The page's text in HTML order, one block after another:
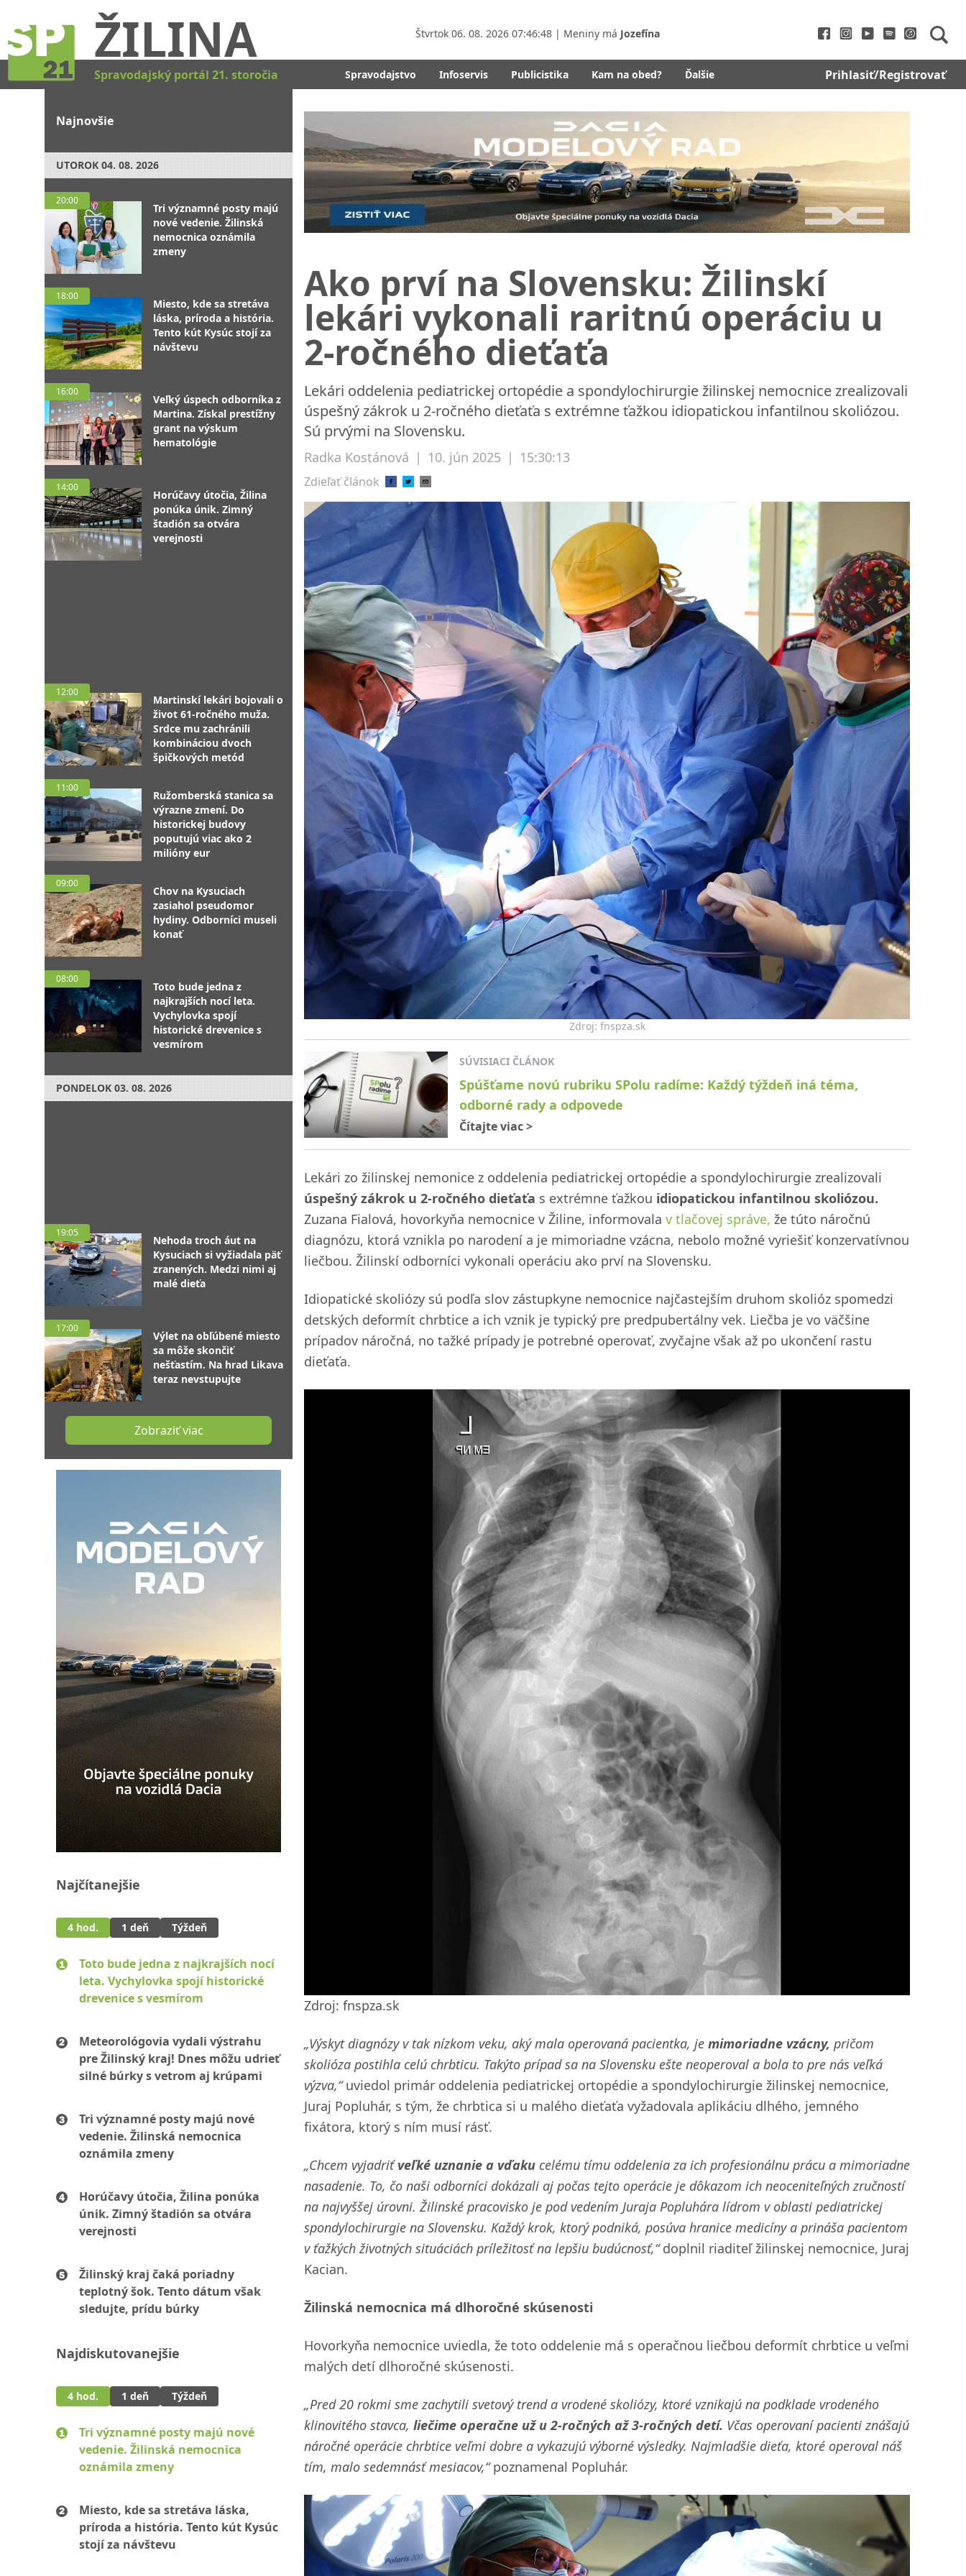
ŽILINA Štvrtok 06. 08. 2026 07:46:50 | Meniny má Jozefína
Spravodajský portál 21. storočia Spravodajstvo Infoservis Publicistika Kam na obed? Ďalšie Prihlasiť/Registrovať
Najnovšie
UTOROK 04. 08. 2026
20:00
Tri významné posty majú
nové vedenie. Žilinská
nemocnica oznámila
zmeny
18:00
Miesto, kde sa stretáva
láska, príroda a história.
Tento kút Kysúc stojí za
návštevu
16:00
Veľký úspech odborníka z
Martina. Získal prestížny
grant na výskum
hematológie
14:00
Horúčavy útočia, Žilina
ponúka únik. Zimný
štadión sa otvára
verejnosti
12:00
Martinskí lekári bojovali o
život 61-ročného muža.
Srdce mu zachránili
kombináciou dvoch
špičkových metód
11:00
Ružomberská stanica sa
výrazne zmení. Do
historickej budovy
poputujú viac ako 2
milióny eur
09:00
Chov na Kysuciach
zasiahol pseudomor
hydiny. Odborníci museli
konať
08:00
Toto bude jedna z
najkrajších nocí leta.
Vychylovka spojí
historické drevenice s
vesmírom
PONDELOK 03. 08. 2026
19:05
Nehoda troch áut na
Kysuciach si vyžiadala päť
zranených. Medzi nimi aj
malé dieťa
17:00
Výlet na obľúbené miesto
sa môže skončiť
nešťastím. Na hrad Likava
teraz nevstupujte
Zobraziť viac
Najčítanejšie
4 hod. 1 deň Týždeň
Toto bude jedna z najkrajších nocí
leta. Vychylovka spojí historické
drevenice s vesmírom
Meteorológovia vydali výstrahu
pre Žilinský kraj! Dnes môžu udrieť
silné búrky s vetrom aj krúpami
Tri významné posty majú nové
vedenie. Žilinská nemocnica
oznámila zmeny
Horúčavy útočia, Žilina ponúka
únik. Zimný štadión sa otvára
verejnosti
Žilinský kraj čaká poriadny
teplotný šok. Tento dátum však
sledujte, prídu búrky
Najdiskutovanejšie
4 hod. 1 deň Týždeň
Tri významné posty majú nové
vedenie. Žilinská nemocnica
oznámila zmeny
Miesto, kde sa stretáva láska,
príroda a história. Tento kút Kysúc
stojí za návštevu
Ako prví na Slovensku: Žilinskí
lekári vykonali raritnú operáciu u
2-ročného dieťaťa
Lekári oddelenia pediatrickej ortopédie a spondylochirurgie žilinskej nemocnice zrealizovali
úspešný zákrok u 2-ročného dieťaťa s extrémne ťažkou idiopatickou infantilnou skoliózou.
Sú prvými na Slovensku.
Radka Kostánová | 10. jún 2025 | 15:30:13
Zdieľať článok
Zdroj: fnspza.sk
SÚVISIACI ČLÁNOK
Spúšťame novú rubriku SPolu radíme: Každý týždeň iná téma,
odborné rady a odpovede
Čítajte viac>
Lekári zo žilinskej nemonice z oddelenia pediatrickej ortopédie a spondylochirurgie zrealizovali
úspešný zákrok u 2-ročného dieťaťa s extrémne ťažkou idiopatickou infantilnou skoliózou.
Zuzana Fialová, hovorkyňa nemocnice v Žiline, informovala v tlačovej správe, že túto náročnú
diagnózu, ktorá vznikla po narodení a je mimoriadne vzácna, nebolo možné vyriešiť konzervatívnou
liečbou. Žilinskí odborníci vykonali operáciu ako prví na Slovensku.
Idiopatické skoliózy sú podľa slov zástupkyne nemocnice najčastejším druhom skolióz spomedzi
detských deformít chrbtice a ich vznik je typický pre predpubertálny vek. Liečba je vo väčšine
prípadov náročná, no tažké prípady je potrebné operovať, zvyčajne však až po ukončení rastu
dieťaťa.
Zdroj: fnspza.sk
„Výskyt diagnózy v tak nízkom veku, aký mala operovaná pacientka, je mimoriadne vzácny, pričom
skolióza postihla celú chrbticu. Takýto prípad sa na Slovensku ešte neoperoval a bola to pre nás veľká
výzva,“uviedol primár oddelenia pediatrickej ortopédie a spondylochirurgie žilinskej nemocnice,
Juraj Popluhár, s tým, že chrbtica si u malého dieťaťa vyžadovala aplikáciu dlhého, jemného
fixátora, ktorý s ním musí rásť.
„Chcem vyjadriťveľké uznanie a vďaku celému tímu oddelenia za ich profesionálnu prácu a mimoriadne
nasadenie. To, čo naši odborníci dokázali aj počas tejto operácie je dôkazom ich neoceniteľných zručností
na najvyššej úrovni. Žilinské pracovisko je pod vedením Juraja Popluhára lídrom v oblasti pediatrickej
spondylochirurgie na Slovensku. Každý krok, ktorý podniká, posúva hranice medicíny a prináša pacientom
v ťažkých životných situáciách príležitosť na lepšiu budúcnosť,“doplnil riaditeľ žilinskej nemocnice, Juraj
Kacian.
Žilinská nemocnica má dlhoročné skúsenosti
Hovorkyňa nemocnice uviedla, že toto oddelenie má s operačnou liečbou deformít chrbtice u veľmi
malých detí dlhoročné skúsenosti.
„Pred 20 rokmi sme zachytili svetový trend a vrodené skoliózy, ktoré vznikajú na podklade vrodeného
klinovitého stavca, liečime operačne už u 2-ročných až 3-ročných detí. Včas operovaní pacienti znášajú
náročné operácie chrbtice veľmi dobre a vykazujú výborné výsledky. Najmladšie dieťa, ktoré operoval náš
tím, malo sedemnásť mesiacov,“poznamenal Popluhár.